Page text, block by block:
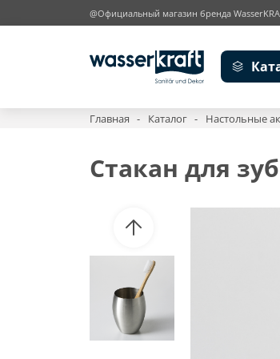
@Официальный магазин бренда
Главная Каталог Настольные
Стакан для